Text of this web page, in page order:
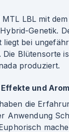
MTL LBL mit
Genetik.
liegt bei
Die Blütensorte
produziert.
und
die
Anwendung